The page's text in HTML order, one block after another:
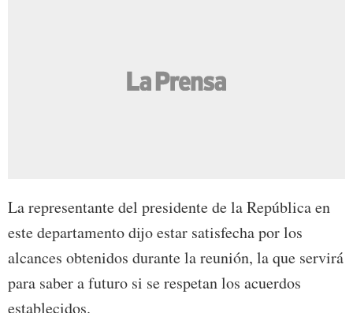
La representante del presidente de la República en
este departamento dijo estar satisfecha por los
alcances obtenidos durante la reunión, la que servirá
para saber a futuro si se respetan los acuerdos
establecidos.